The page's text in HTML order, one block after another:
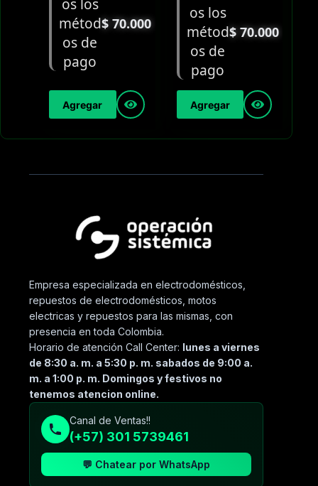
$70.000
Agregar
$70.000
Agregar
Empresa especializada en electrodomésticos,
repuestos de electrodomésticos, motos
electricas y repuestos para las mismas, con
presencia en toda Colombia.
Horario de atención Call Center: lunes a viernes
de 8:30 a. m. a 5:30 p. m. sabados de 9:00 a.
m. a 1:00 p. m. Domingos y festivos no
tenemos atencion online.
Canal de Ventas!!
(+57) 301 5739461
💬 Chatear por WhatsApp